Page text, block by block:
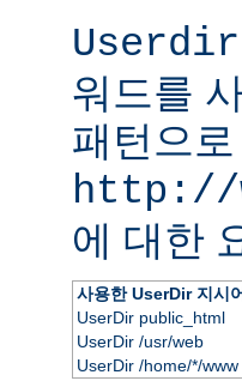
Userdir
워드를
패턴으
http://
에 대한
사용한 UserDir 지시어
UserDir public_html
UserDir /usr/web
UserDir /home/*/www